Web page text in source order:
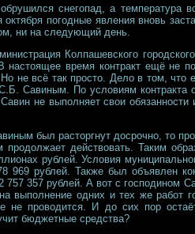
снегопад, а температура
погодные явления вновь
ни на следующий день.
Колпашевского
настоящее время контракт ещё не
не всё так просто. Дело в том, что
Савиным. По условиям
не выполняет свои
был расторгнут досрочно, то
продолжает действовать. Таким
рублей. Условия
969 рублей. Также был объявлен
757 357 рублей. А вот с господином
выполнение одних и тех же работ
не проводится. И до сих пор
бюджетные средства?